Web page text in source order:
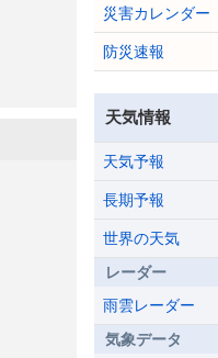
災害カレンダー
防災速報
天気情報
天気予報
長期予報
世界の天気
レーダー
雨雲レーダー
気象データ